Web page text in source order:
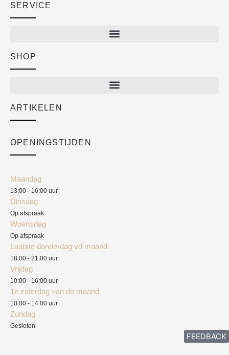
SERVICE
Academy
SHOP
ARTIKELEN
OPENINGSTIJDEN
Maandag
13:00 - 16:00 uur
Dinsdag
Op afspraak
Woensdag
Op afspraak
Laatste donderdag vd maand
18:00 - 21:00 uur
Vrijdag
10:00 - 16:00 uur
1e zaterdag van de maand
10:00 - 14:00 uur
Zondag
Gesloten
FEEDBACK